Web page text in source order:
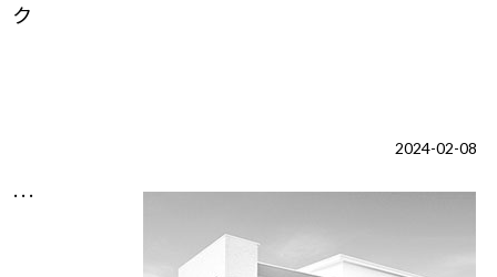
ク
2024-02-08
･･･